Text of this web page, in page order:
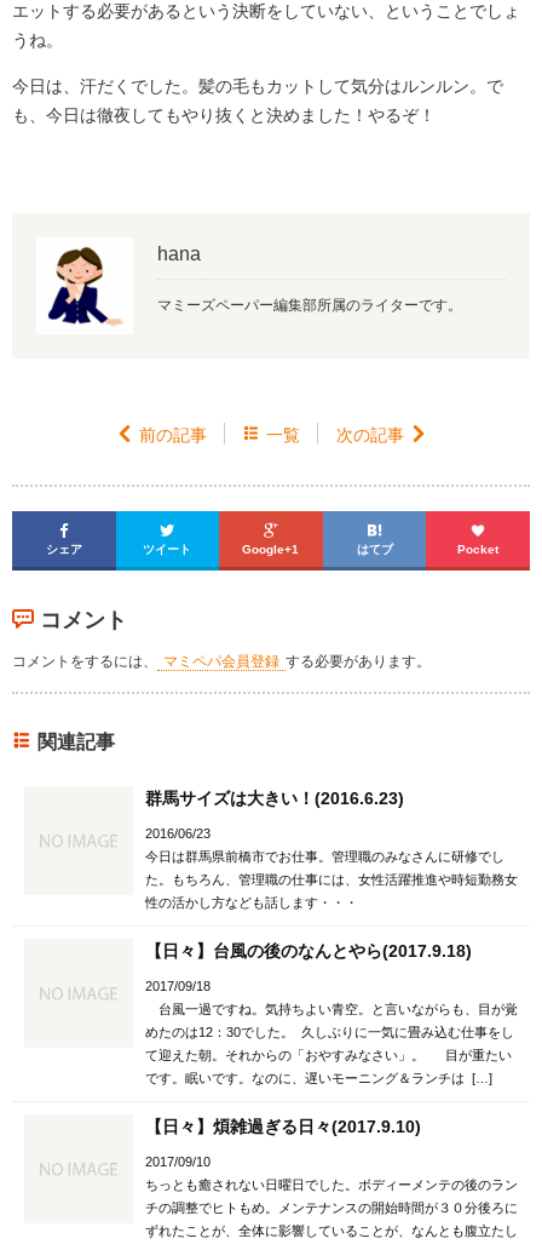
エットする必要があるという決断をしていない、ということでしょ
うね。
今日は、汗だくでした。髪の毛もカットして気分はルンルン。で
も、今日は徹夜してもやり抜くと決めました！やるぞ！
hana
マミーズペーパー編集部所属のライターです。
 前の記事  一覧 次の記事 

シェア

ツイート

Google+1

はてブ

Pocket
コメント
コメントをするには、 マミペパ会員登録 する必要があります。
関連記事
群馬サイズは大きい！(2016.6.23)
2016/06/23
今日は群馬県前橋市でお仕事。管理職のみなさんに研修でし
た。もちろん、管理職の仕事には、女性活躍推進や時短勤務女
性の活かし方なども話します・・・
【日々】台風の後のなんとやら(2017.9.18)
2017/09/18
台風一過ですね。気持ちよい青空。と言いながらも、目が覚
めたのは12：30でした。 久しぶりに一気に畳み込む仕事をし
て迎えた朝。それからの「おやすみなさい」。 目が重たい
です。眠いです。なのに、遅いモーニング＆ランチは […]
【日々】煩雑過ぎる日々(2017.9.10)
2017/09/10
ちっとも癒されない日曜日でした。ボディーメンテの後のラン
チの調整でヒトもめ。メンテナンスの開始時間が３０分後ろに
ずれたことが、全体に影響していることが、なんとも腹立たし